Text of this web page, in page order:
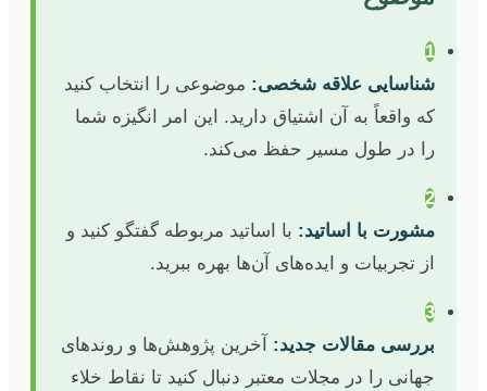
1
شناسایی علاقه شخصی: موضوعی را انتخاب کنید
که واقعاً به آن اشتیاق دارید. این امر انگیزه شما
را در طول مسیر حفظ می‌کند.
2
مشورت با اساتید: با اساتید مربوطه گفتگو کنید و
از تجربیات و ایده‌های آن‌ها بهره ببرید.
3
بررسی مقالات جدید: آخرین پژوهش‌ها و روندهای
جهانی را در مجلات معتبر دنبال کنید تا نقاط خلاء